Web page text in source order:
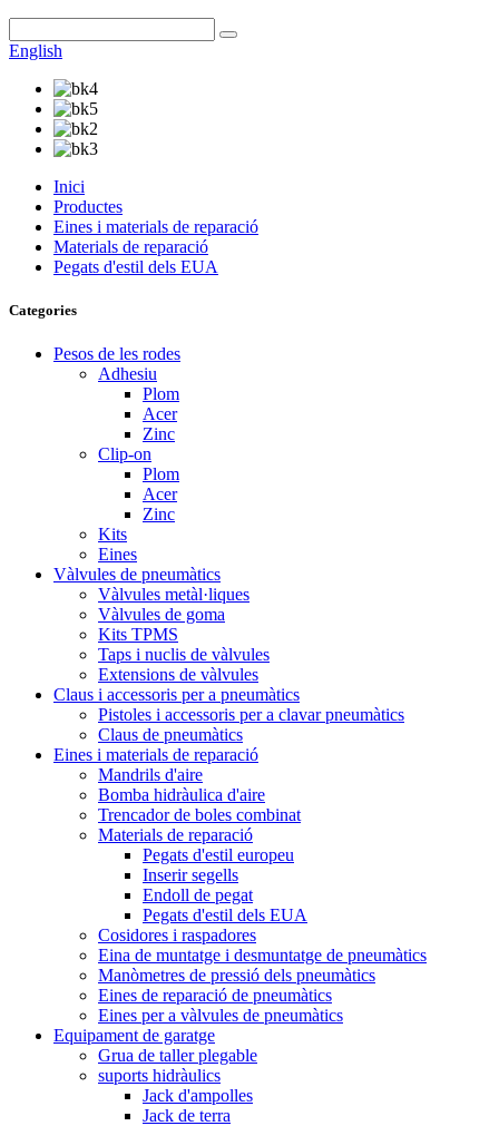
English
Inici
Productes
Eines i materials de reparació
Materials de reparació
Pegats d'estil dels EUA
Categories
Pesos de les rodes
Adhesiu
Plom
Acer
Zinc
Clip-on
Plom
Acer
Zinc
Kits
Eines
Vàlvules de pneumàtics
Vàlvules metàl·liques
Vàlvules de goma
Kits TPMS
Taps i nuclis de vàlvules
Extensions de vàlvules
Claus i accessoris per a pneumàtics
Pistoles i accessoris per a clavar pneumàtics
Claus de pneumàtics
Eines i materials de reparació
Mandrils d'aire
Bomba hidràulica d'aire
Trencador de boles combinat
Materials de reparació
Pegats d'estil europeu
Inserir segells
Endoll de pegat
Pegats d'estil dels EUA
Cosidores i raspadores
Eina de muntatge i desmuntatge de pneumàtics
Manòmetres de pressió dels pneumàtics
Eines de reparació de pneumàtics
Eines per a vàlvules de pneumàtics
Equipament de garatge
Grua de taller plegable
suports hidràulics
Jack d'ampolles
Jack de terra